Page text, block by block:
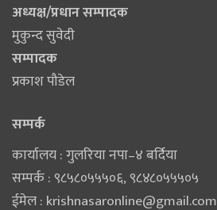
अध्यक्ष/प्रधान सम्पादक
मुकुन्द सुवेदी
सम्पादक
प्रकाश पौडेल
सम्पर्क
कार्यालय : गुलरिया नपा–४ बर्दिया
सम्पर्क : ९८५८०५५५०६‚ ९८४८०५५५०५
ईमेल : krishnasaronline@gmail.com